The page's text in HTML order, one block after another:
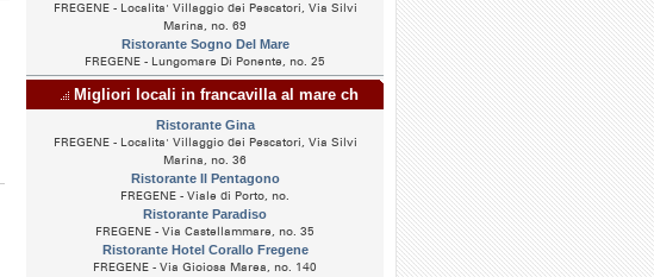
FREGENE - Localita' Villaggio dei Pescatori, Via Silvi
Marina, no. 69
Ristorante Sogno Del Mare
FREGENE - Lungomare Di Ponente, no. 25
Migliori locali in francavilla al mare ch
Ristorante Gina
FREGENE - Localita' Villaggio dei Pescatori, Via Silvi
Marina, no. 36
Ristorante Il Pentagono
FREGENE - Viale di Porto, no.
Ristorante Paradiso
FREGENE - Via Castellammare, no. 35
Ristorante Hotel Corallo Fregene
FREGENE - Via Gioiosa Marea, no. 140